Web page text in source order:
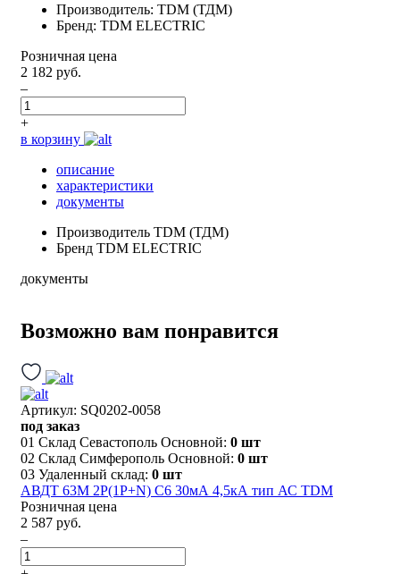
Производитель: TDM (ТДМ)
Бренд: TDM ELECTRIC
Розничная цена
2 182 руб.
–
+
в корзину
описание
характеристики
документы
Производитель TDM (ТДМ)
Бренд TDM ELECTRIC
документы
Возможно вам понравится
Артикул: SQ0202-0058
под заказ
01 Склад Севастополь Основной: 0 шт
02 Склад Симферополь Основной: 0 шт
03 Удаленный склад: 0 шт
АВДТ 63М 2P(1P+N) C6 30мА 4,5кА тип АС TDM
Розничная цена
2 587 руб.
–